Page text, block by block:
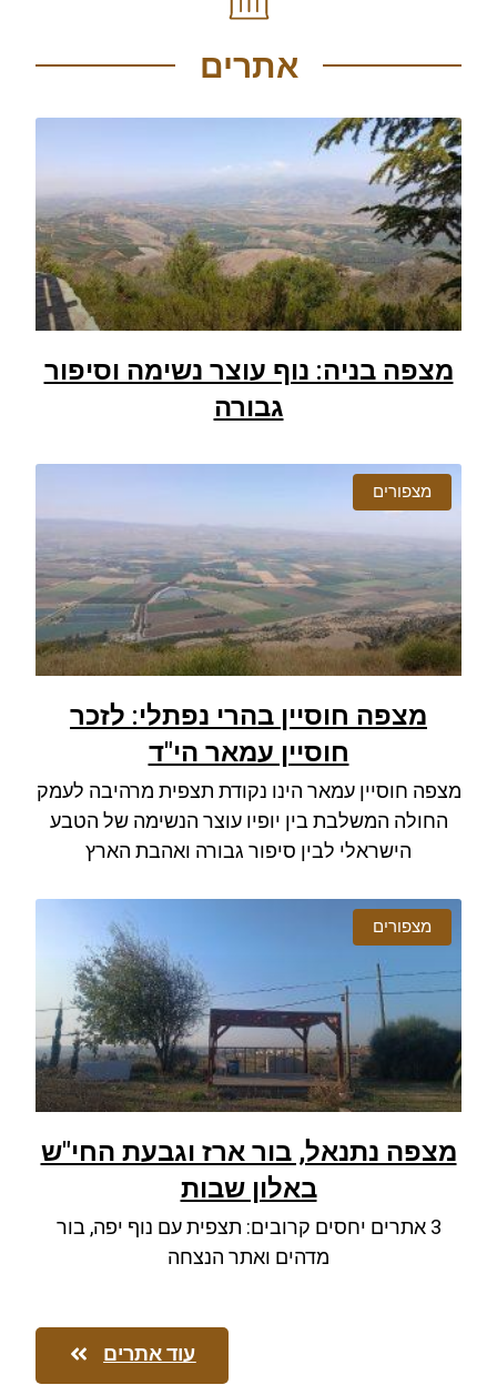
אתרים
מצפה בניה: נוף עוצר נשימה וסיפור
גבורה
מצפורים
מצפה חוסיין בהרי נפתלי: לזכר
חוסיין עמאר הי"ד
מצפה חוסיין עמאר הינו נקודת תצפית מרהיבה לעמק
החולה המשלבת בין יופיו עוצר הנשימה של הטבע
הישראלי לבין סיפור גבורה ואהבת הארץ
מצפורים
מצפה נתנאל, בור ארז וגבעת החי"ש
באלון שבות
3 אתרים יחסים קרובים: תצפית עם נוף יפה, בור
מדהים ואתר הנצחה
עוד אתרים